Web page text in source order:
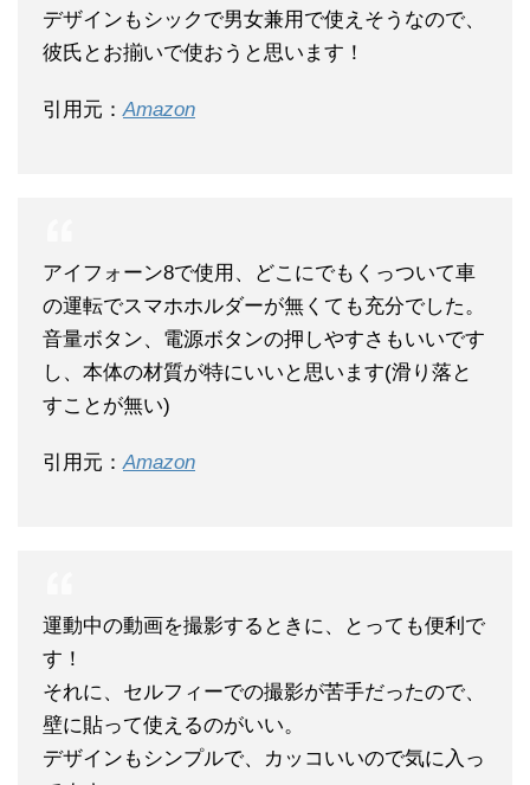
デザインもシックで男女兼用で使えそうなので、
彼氏とお揃いで使おうと思います！
引用元：Amazon
アイフォーン8で使用、どこにでもくっついて車
の運転でスマホホルダーが無くても充分でした。
音量ボタン、電源ボタンの押しやすさもいいです
し、本体の材質が特にいいと思います(滑り落と
すことが無い)
引用元：Amazon
運動中の動画を撮影するときに、とっても便利で
す！
それに、セルフィーでの撮影が苦手だったので、
壁に貼って使えるのがいい。
デザインもシンプルで、カッコいいので気に入っ